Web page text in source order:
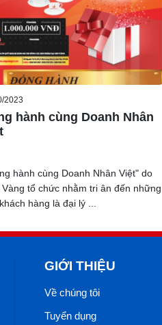
2023
hành cùng Doanh Nhân
hành cùng Doanh Nhân Việt" do
Vàng tổ chức nhằm tri ân đến những
hàng là đại lý ...
GIỚI THIỆU
Về chúng tôi
Tuyển dụng